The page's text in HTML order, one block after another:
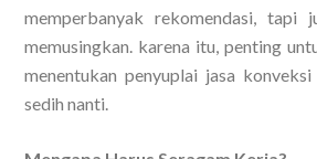
memperbanyak rekomendasi, tapi
memusingkan. karena itu, penting
menentukan penyuplai jasa
sedih nanti.